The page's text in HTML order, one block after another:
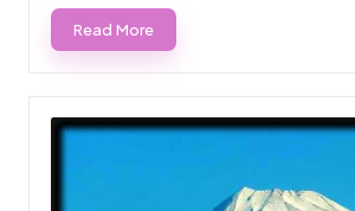
Read More